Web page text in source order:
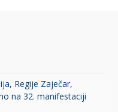
Regije Zaječar,
na 32. manifestaciji